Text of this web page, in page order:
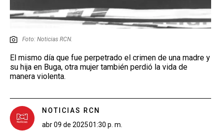
Foto: Noticias RCN.
El mismo día que fue perpetrado el crimen de una madre y
su hija en Buga, otra mujer también perdió la vida de
manera violenta.
NOTICIAS RCN
abr 09 de 202501:30 p. m.